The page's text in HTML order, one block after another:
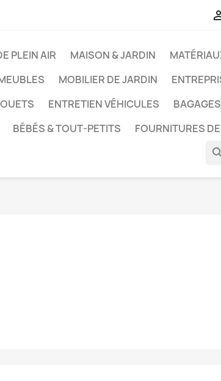
PLEIN AIR MAISON & JARDIN
MOBILIER DE JARDIN
ENTRETIEN VÉHICULES
BÉBÉS & TOUT-PETITS FOURNITURES